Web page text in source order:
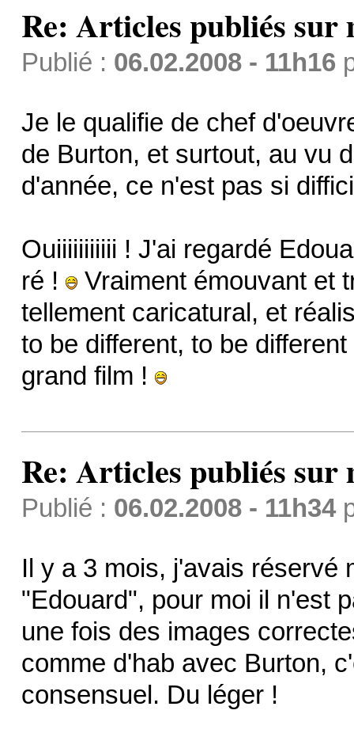
Re: Articles publiés sur
Publié : 06.02.2008 - 11h16
Je le qualifie de chef
de Burton, et surtout, au vu
d'année, ce n'est pas si
Ouiiiiiiiiiii ! J'ai regardé
ré !
Vraiment émouvant et
tellement caricatural, et
to be different, to be
grand film !
Re: Articles publiés sur
Publié : 06.02.2008 - 11h34
Il y a 3 mois, j'avais réservé
"Edouard", pour moi il n'est
une fois des images
comme d'hab avec Burton,
consensuel. Du léger !